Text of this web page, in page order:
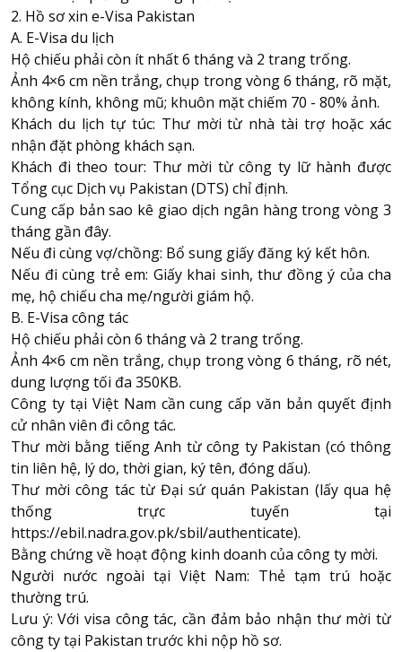
2. Hồ sơ xin e-Visa Pakistan
A. E-Visa du lịch
Hộ chiếu phải còn ít nhất 6 tháng và 2 trang trống.
Ảnh 4×6 cm nền trắng, chụp trong vòng 6 tháng, rõ mặt,
không kính, không mũ; khuôn mặt chiếm 70 - 80% ảnh.
Khách du lịch tự túc: Thư mời từ nhà tài trợ hoặc xác
nhận đặt phòng khách sạn.
Khách đi theo tour: Thư mời từ công ty lữ hành được
Tổng cục Dịch vụ Pakistan (DTS) chỉ định.
Cung cấp bản sao kê giao dịch ngân hàng trong vòng 3
tháng gần đây.
Nếu đi cùng vợ/chồng: Bổ sung giấy đăng ký kết hôn.
Nếu đi cùng trẻ em: Giấy khai sinh, thư đồng ý của cha
mẹ, hộ chiếu cha mẹ/người giám hộ.
B. E-Visa công tác
Hộ chiếu phải còn 6 tháng và 2 trang trống.
Ảnh 4×6 cm nền trắng, chụp trong vòng 6 tháng, rõ nét,
dung lượng tối đa 350KB.
Công ty tại Việt Nam cần cung cấp văn bản quyết định
cử nhân viên đi công tác.
Thư mời bằng tiếng Anh từ công ty Pakistan (có thông
tin liên hệ, lý do, thời gian, ký tên, đóng dấu).
Thư mời công tác từ Đại sứ quán Pakistan (lấy qua hệ
thống trực tuyến tại
https://ebil.nadra.gov.pk/sbil/authenticate).
Bằng chứng về hoạt động kinh doanh của công ty mời.
Người nước ngoài tại Việt Nam: Thẻ tạm trú hoặc
thường trú.
Lưu ý: Với visa công tác, cần đảm bảo nhận thư mời từ
công ty tại Pakistan trước khi nộp hồ sơ.